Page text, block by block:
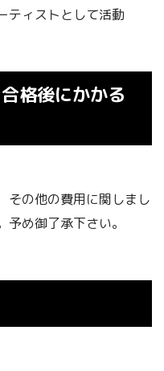
ティストとして活動
格後にかかる
その他の費用に関しまし
め御了承下さい。